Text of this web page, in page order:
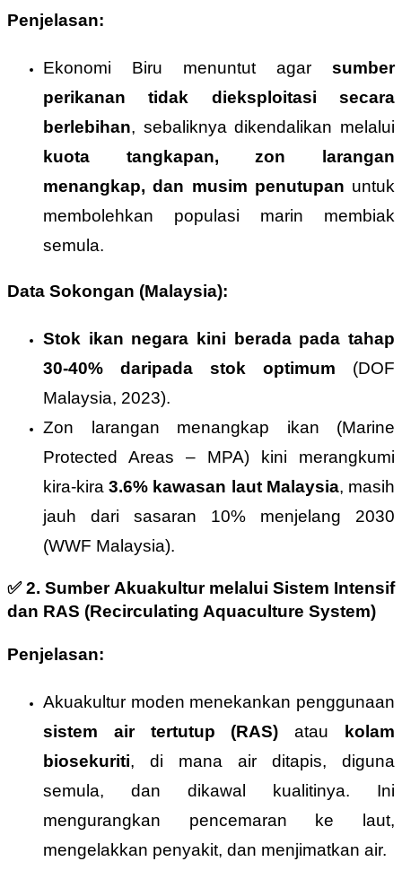
Penjelasan:
Ekonomi Biru menuntut agar sumber
perikanan tidak dieksploitasi secara
berlebihan, sebaliknya dikendalikan melalui
kuota tangkapan, zon larangan
menangkap, dan musim penutupan untuk
membolehkan populasi marin membiak
semula.
Data Sokongan (Malaysia):
Stok ikan negara kini berada pada tahap
30-40% daripada stok optimum (DOF
Malaysia, 2023).
Zon larangan menangkap ikan (Marine
Protected Areas – MPA) kini merangkumi
kira-kira3.6% kawasan laut Malaysia, masih
jauh dari sasaran 10% menjelang 2030
(WWF Malaysia).
✅2. Sumber Akuakultur melalui Sistem Intensif
dan RAS (Recirculating Aquaculture System)
Penjelasan:
Akuakultur moden menekankan penggunaan
sistem air tertutup (RAS) atau
kolam
biosekuriti, di mana air ditapis, diguna
semula, dan dikawal kualitinya. Ini
mengurangkan pencemaran ke laut,
mengelakkan penyakit, dan menjimatkan air.